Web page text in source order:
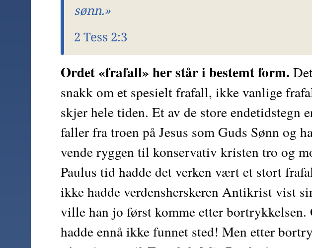
sønn.»
2 Tess 2:3
Ordet «frafall» her står i bestemt form.
snakk om et spesielt frafall, ikke vanlige
skjer hele tiden. Et av de store endetidstegn
faller fra troen på Jesus som Guds Sønn og
vende ryggen til konservativ kristen tro og
Paulus tid hadde det verken vært et stort
ikke hadde verdensherskeren Antikrist vist
ville han jo først komme etter
hadde ennå ikke funnet sted! Men etter